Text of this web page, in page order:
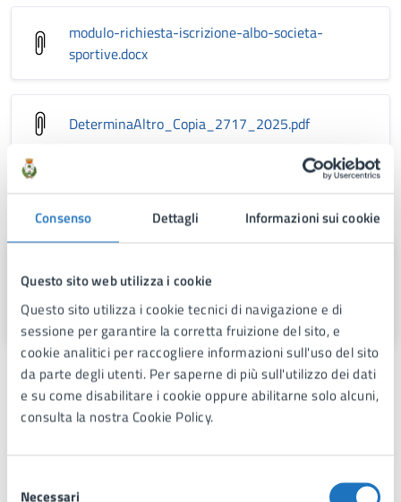
Consenso Dettagli Informazioni sui cookie
Questo sito web utilizza i cookie
Questo sito utilizza i cookie tecnici di navigazione e di
sessione per garantire la corretta fruizione del sito, e
cookie analitici per raccogliere informazioni sull'uso del sito
da parte degli utenti. Per saperne di più sull'utilizzo dei dati
e su come disabilitare i cookie oppure abilitarne solo alcuni,
consulta la nostra Cookie Policy.
Necessari
modulo-richiesta-iscrizione-albo-societa-
sportive.docx
DeterminaAltro_Copia_2717_2025.pdf
A cura di
Via Fra Benedetto Margarito, 1, 74024
Persone